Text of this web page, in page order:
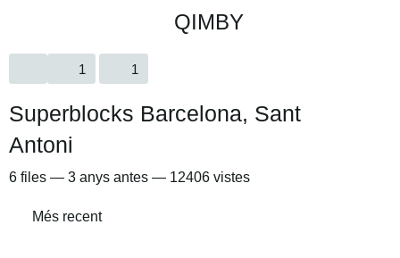
QIMBY
1 1
Superblocks Barcelona, Sant
Antoni
6 files — 3 anys antes — 12406 vistes
Més recent